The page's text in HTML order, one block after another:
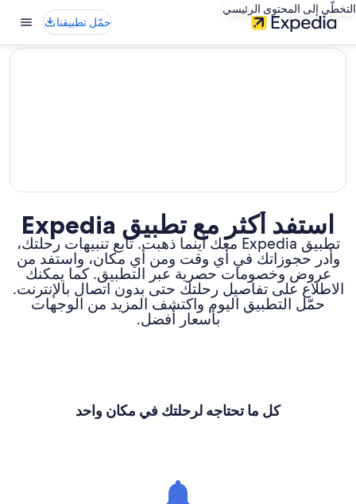
التخطّي إلى المحتوى الرئيسي
حمّل تطبيقنا
editorial
استفد أكثر مع تطبيق Expedia
تطبيق Expedia معك أينما ذهبت. تابع تنبيهات رحلتك،
وأدر حجوزاتك في أي وقت ومن أي مكان، واستفد من
عروض وخصومات حصرية عبر التطبيق. كما يمكنك
الاطلاع على تفاصيل رحلتك حتى بدون اتصال بالإنترنت.
حمّل التطبيق اليوم واكتشف المزيد من الوجهات
بأسعار أفضل.
كل ما تحتاجه لرحلتك في مكان واحد